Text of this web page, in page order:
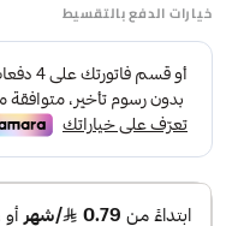
خيارات الدفع بالتقسيط